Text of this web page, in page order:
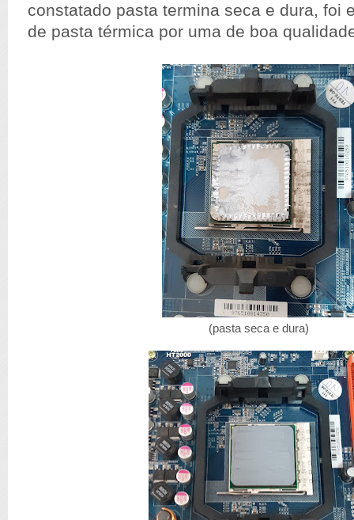
constatado pasta termina seca e dura, foi
de pasta térmica por uma de boa
(pasta seca e dura)